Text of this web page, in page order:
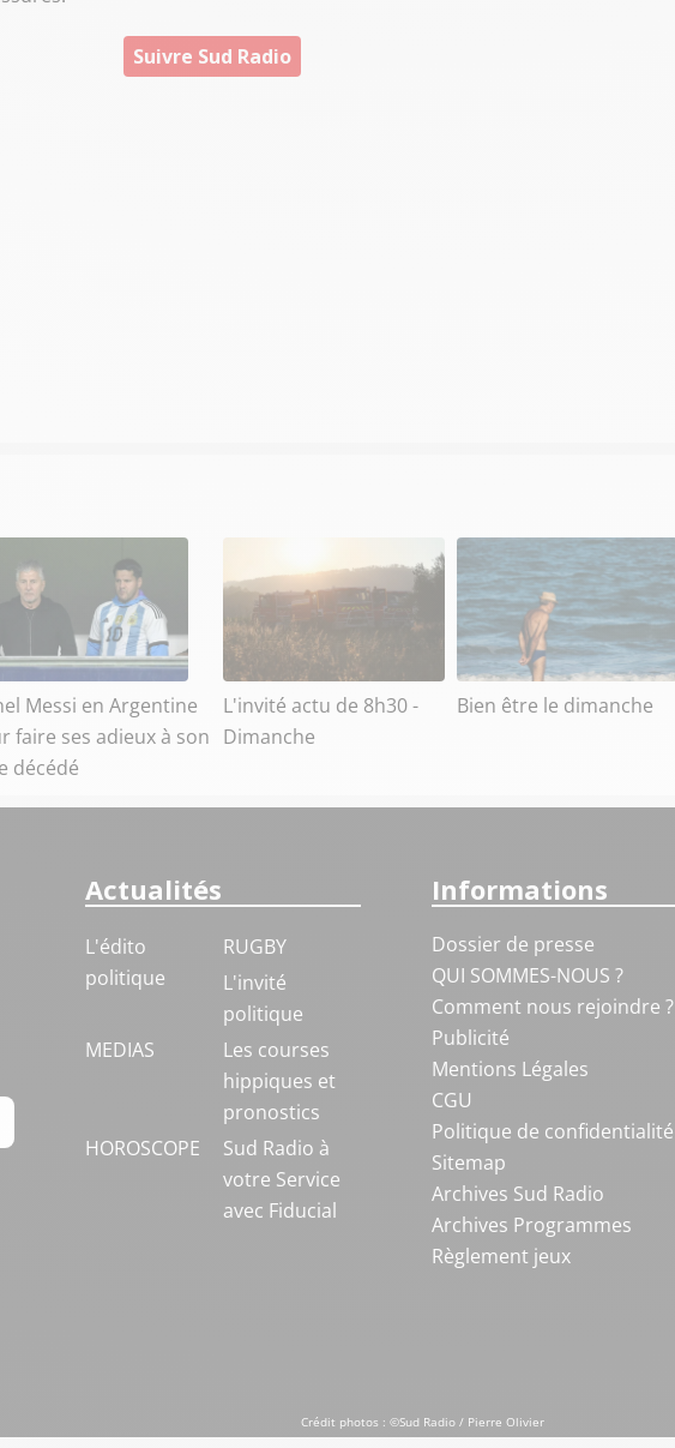
Suivre Sud Radio
Messi en Argentine
faire ses adieux à son
décédé
L'invité actu de 8h30 -
Dimanche
Bien être le dimanche
Actualités
L'édito
politique
RUGBY
L'invité
politique
MEDIAS
Les courses
hippiques et
pronostics
HOROSCOPE
Sud Radio à
votre Service
avec Fiducial
Informations
Dossier de presse
QUI SOMMES-NOUS ?
Comment nous rejoindre ?
Publicité
Mentions Légales
CGU
Politique de confidentialité
Sitemap
Archives Sud Radio
Archives Programmes
Règlement jeux
Crédit photos : ©Sud Radio / Pierre Olivier